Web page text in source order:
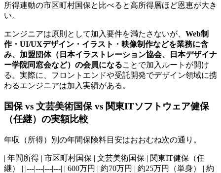
所得連動の市区町村国保と比べると高所得層ほど恩恵が大き
い。
エンジニアは原則として加入要件を満たさないが、 Web制
作・UI/UXデザイン・イラスト・映像制作などを業務に含
み、加盟団体（日本イラストレーション協会、日本デザイナ
ー学院同窓会など）の会員になることで加入ルートが開け
る。実際に、フロントエンドや受託開発でデザイン領域に携
わるエンジニアは加入実績がある。
国保 vs 文芸美術国保 vs 関東ITソフトウェア健保
（任継）の実額比較
年収（所得）別の年間保険料目安はおおむね次の通り。
| 年間所得 | 市区町村国保 | 文芸美術国保 | 関東IT健保（任
継） | |---|---|---|---| | 600万円 | 約70万円 | 約25万円（単身） | 約